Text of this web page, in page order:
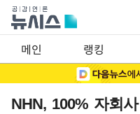
메인 랭킹
NHN, 100% 자회